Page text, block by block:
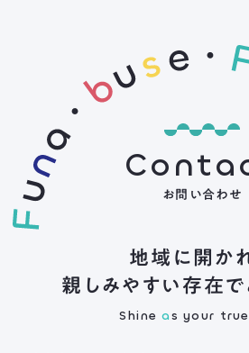
お問い合わせ
地域に開か
親しみやすい存在で
Shineas your